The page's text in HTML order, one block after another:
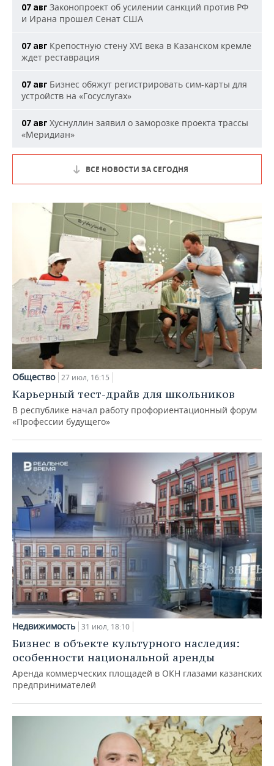
07 авг Законопроект об усилении санкций против РФ
и Ирана прошел Сенат США
07 авг Крепостную стену XVI века в Казанском кремле
ждет реставрация
07 авг Бизнес обяжут регистрировать сим-карты для
устройств на «Госуслугах»
07 авг Хуснуллин заявил о заморозке проекта трассы
«Меридиан»
ВСЕ НОВОСТИ ЗА СЕГОДНЯ
Общество 27 июл, 16:15
Карьерный тест-драйв для школьников
В республике начал работу профориентационный форум
«Профессии будущего»
Недвижимость 31 июл, 18:10
Бизнес в объекте культурного наследия:
особенности национальной аренды
Аренда коммерческих площадей в ОКН глазами казанских
предпринимателей